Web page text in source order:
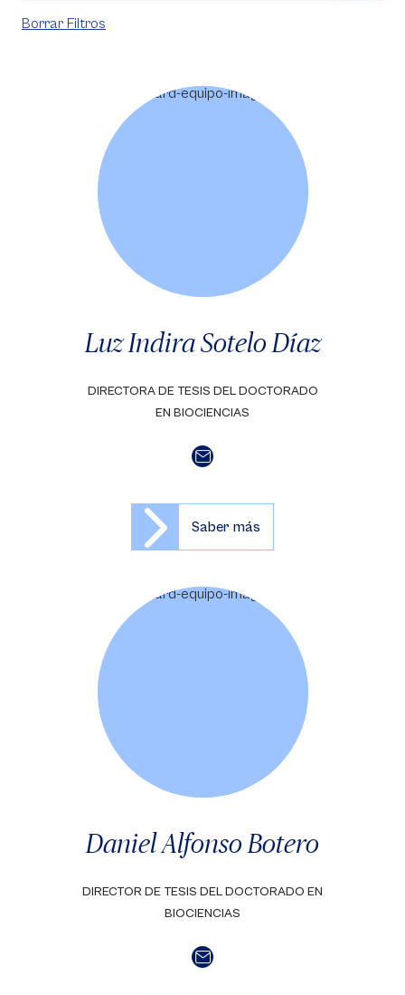
Borrar Filtros
Luz Indira Sotelo Díaz
DIRECTORA DE TESIS DEL DOCTORADO
EN BIOCIENCIAS
Saber más
Daniel Alfonso Botero
DIRECTOR DE TESIS DEL DOCTORADO EN
BIOCIENCIAS